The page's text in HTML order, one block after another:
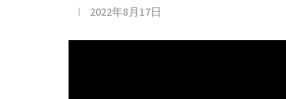
2022年8月17日